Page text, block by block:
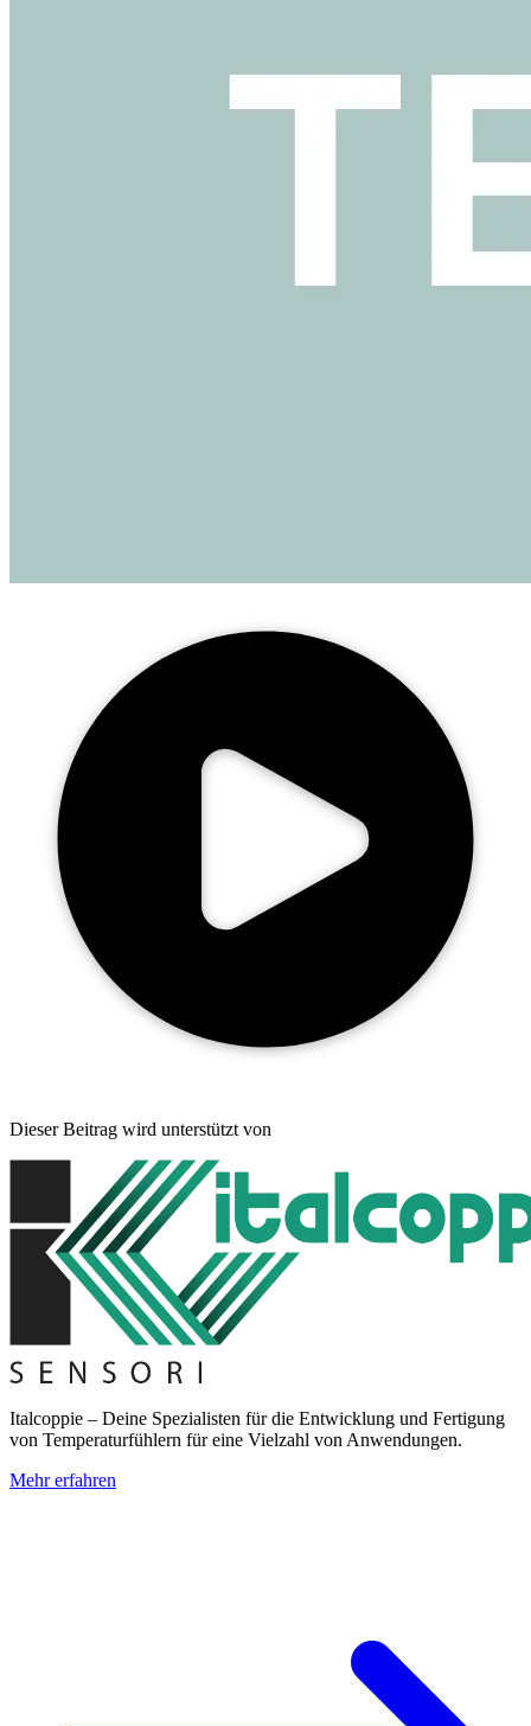
Dieser Beitrag wird unterstützt von
Italcoppie – Deine Spezialisten für die Entwicklung und Fertigung
von Temperaturfühlern für eine Vielzahl von Anwendungen.
Mehr erfahren